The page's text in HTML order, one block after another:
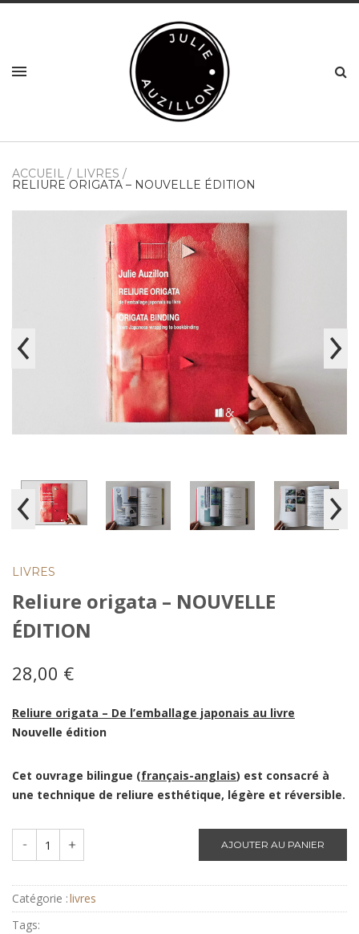
ACCUEIL LIVRES
RELIURE ORIGATA – NOUVELLE ÉDITION
LIVRES
Reliure origata – NOUVELLE
ÉDITION
28,00 €
Reliure origata – De l’emballage japonais au livre
Nouvelle édition
Cet ouvrage bilingue (français-anglais) est consacré à
une technique de reliure esthétique, légère et réversible.
Down
Catégorie :livres
Tags: